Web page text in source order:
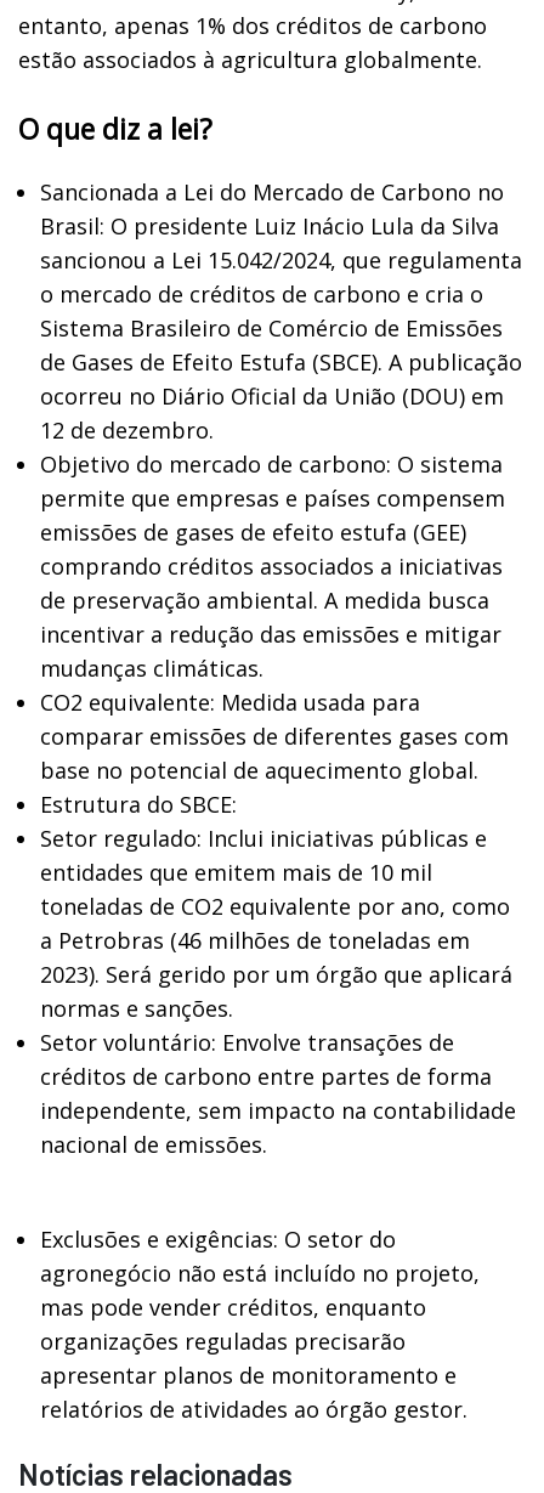
entanto, apenas 1% dos créditos de carbono
estão associados à agricultura globalmente.
O que diz a lei?
Sancionada a Lei do Mercado de Carbono no
Brasil: O presidente Luiz Inácio Lula da Silva
sancionou a Lei 15.042/2024, que regulamenta
o mercado de créditos de carbono e cria o
Sistema Brasileiro de Comércio de Emissões
de Gases de Efeito Estufa (SBCE). A publicação
ocorreu no Diário Oficial da União (DOU) em
12 de dezembro.
Objetivo do mercado de carbono: O sistema
permite que empresas e países compensem
emissões de gases de efeito estufa (GEE)
comprando créditos associados a iniciativas
de preservação ambiental. A medida busca
incentivar a redução das emissões e mitigar
mudanças climáticas.
CO2 equivalente: Medida usada para
comparar emissões de diferentes gases com
base no potencial de aquecimento global.
Estrutura do SBCE:
Setor regulado: Inclui iniciativas públicas e
entidades que emitem mais de 10 mil
toneladas de CO2 equivalente por ano, como
a Petrobras (46 milhões de toneladas em
2023). Será gerido por um órgão que aplicará
normas e sanções.
Setor voluntário: Envolve transações de
créditos de carbono entre partes de forma
independente, sem impacto na contabilidade
nacional de emissões.
Exclusões e exigências: O setor do
agronegócio não está incluído no projeto,
mas pode vender créditos, enquanto
organizações reguladas precisarão
apresentar planos de monitoramento e
relatórios de atividades ao órgão gestor.
Notícias relacionadas